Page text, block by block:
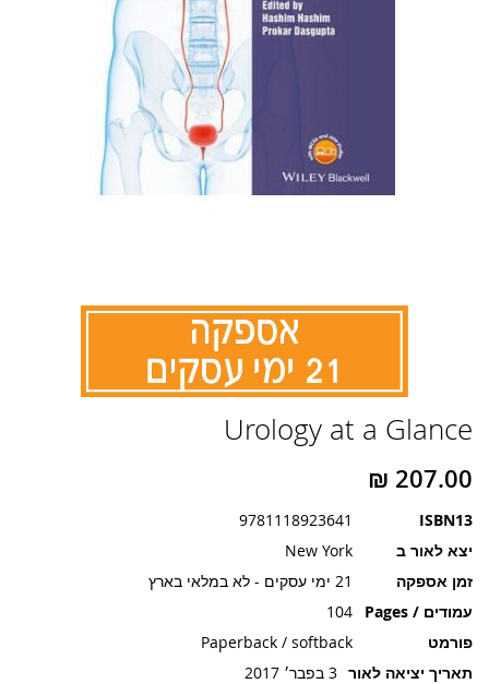
Urology at a Glance
ISBN13
9781118923641
יצא לאור ב
New York
זמן אספקה
21 ימי עסקים - לא במלאי בארץ
עמודים / Pages
104
פורמט
Paperback / softback
תאריך יציאה לאור 3 בפבר׳ 2017
להתחלה
גלריית
תמונות